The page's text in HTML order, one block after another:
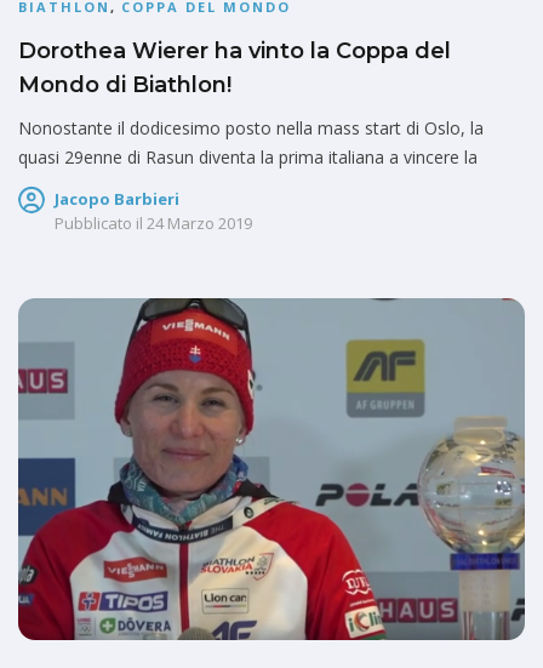
BIATHLON , COPPA DEL MONDO
Dorothea Wierer ha vinto la Coppa del
Mondo di Biathlon!
Nonostante il dodicesimo posto nella mass start di Oslo, la
quasi 29enne di Rasun diventa la prima italiana a vincere la
Jacopo Barbieri
Pubblicato il 24 Marzo 2019